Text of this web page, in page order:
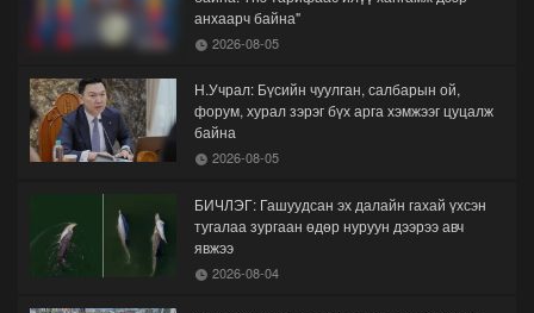
анхаарч байна"
2026-08-05
Н.Учрал: Бүсийн чуулган, салбарын ой,
форум, хурал зэрэг бүх арга хэмжээг цуцалж
байна
2026-08-05
БИЧЛЭГ: Гашуудсан эх далайн гахай үхсэн
тугалаа зургаан өдөр нуруун дээрээ авч
явжээ
2026-08-04